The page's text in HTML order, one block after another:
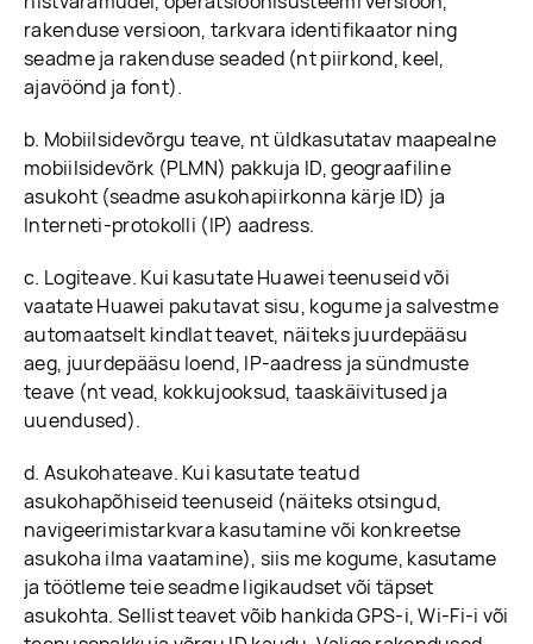
rakenduse versioon, tarkvara identifikaator ning
seadme ja rakenduse seaded (nt piirkond, keel,
ajavöönd ja font).
b. Mobiilsidevõrgu teave, nt üldkasutatav maapealne
mobiilsidevõrk (PLMN) pakkuja ID, geograafiline
asukoht (seadme asukohapiirkonna kärje ID) ja
Interneti-protokolli (IP) aadress.
c. Logiteave. Kui kasutate Huawei teenuseid või
vaatate Huawei pakutavat sisu, kogume ja salvestme
automaatselt kindlat teavet, näiteks juurdepääsu
aeg, juurdepääsu loend, IP-aadress ja sündmuste
teave (nt vead, kokkujooksud, taaskäivitused ja
uuendused).
d. Asukohateave. Kui kasutate teatud
asukohapõhiseid teenuseid (näiteks otsingud,
navigeerimistarkvara kasutamine või konkreetse
asukoha ilma vaatamine), siis me kogume, kasutame
ja töötleme teie seadme ligikaudset või täpset
asukohta. Sellist teavet võib hankida GPS-i, Wi-Fi-i või